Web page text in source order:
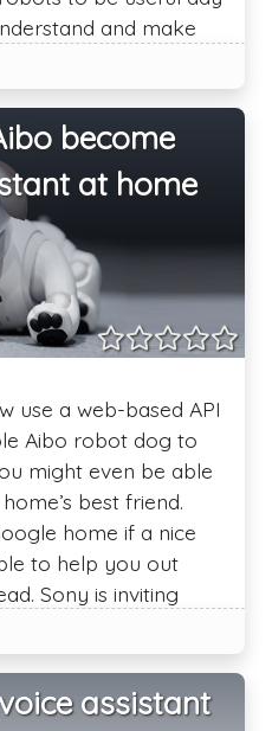
and make
we live and work,
gain experience.
of machine
become
at home
use a web-based API
Aibo robot dog to
might even be able
best friend.
home if a nice
to help you out
Sony is inviting
and
with Aibo.
assistant